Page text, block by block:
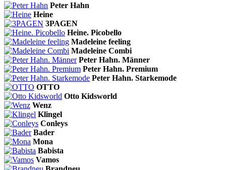
Peter Hahn
Heine
3PAGEN
Heine. Picobello
Madeleine feeling
Madeleine Combi
Peter Hahn. Männer
Peter Hahn. Premium
Peter Hahn. Starkemode
OTTO
Otto Kidsworld
Wenz
Klingel
Conleys
Bader
Mona
Babista
Vamos